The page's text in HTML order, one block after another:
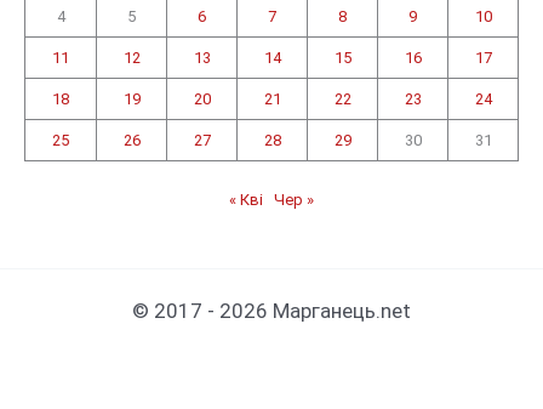
4 5 6 7 8 9 10
11 12 13 14 15 16 17
18 19 20 21 22 23 24
25 26 27 28 29 30 31
« Кві Чер »
© 2017 - 2026 Марганець.net